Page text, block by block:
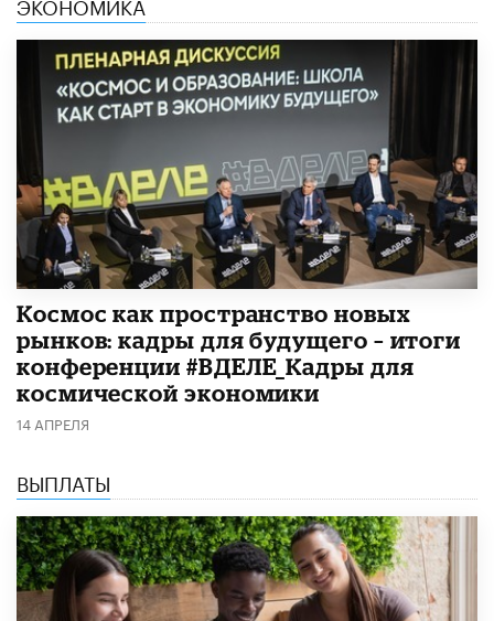
Космос как пространство новых
рынков: кадры для будущего – итоги
конференции #ВДЕЛЕ_Кадры для
космической экономики
14 АПРЕЛЯ
ВЫПЛАТЫ